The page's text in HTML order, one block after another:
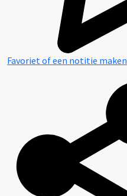
Favoriet of een notitie maken